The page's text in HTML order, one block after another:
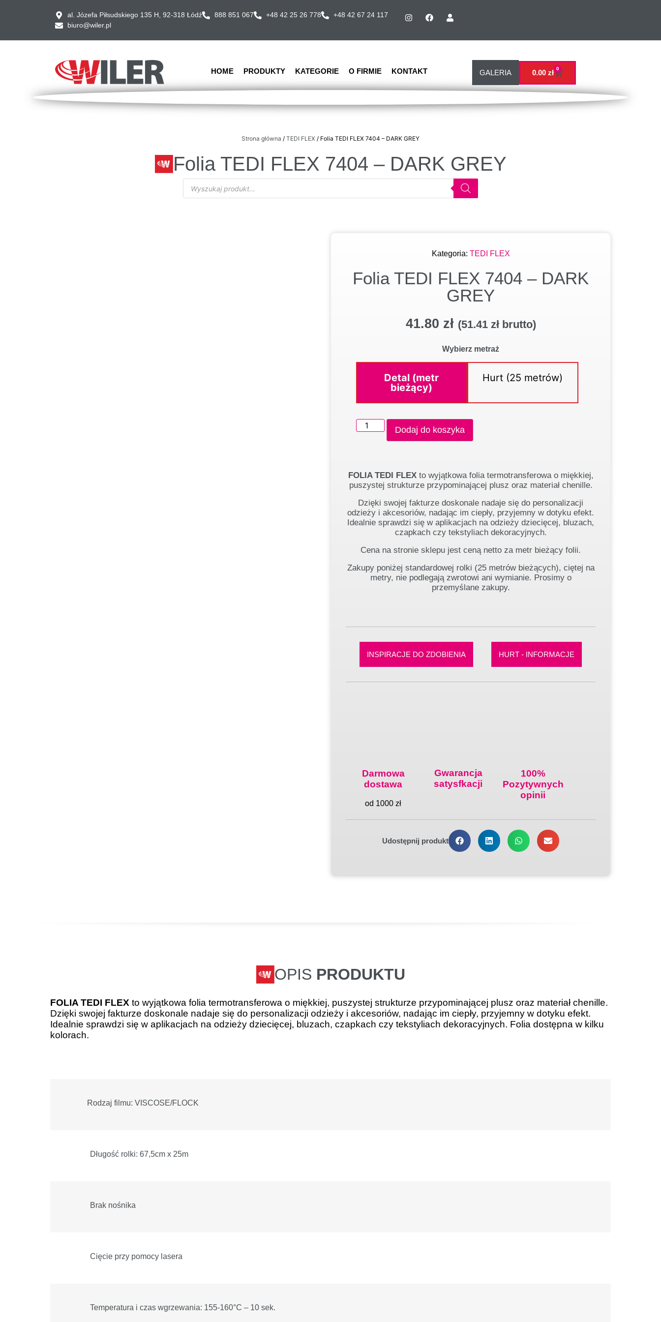
al. Józefa Piłsudskiego 135 H, 92-318 Łódź 888 851 067 +48 42 25 26 778
+48 42 67 24 117
biuro@wiler.pl
HOME PRODUKTY KATEGORIE O FIRMIE KONTAKT GALERIA 0.00 zł 0
Strona główna / TEDI FLEX / Folia TEDI FLEX 7404 – DARK GREY
Folia TEDI FLEX 7404 – DARK GREY
Kategoria: TEDI FLEX
Folia TEDI FLEX 7404 – DARK
GREY
41.80 zł (51.41 złbrutto)
Wybierz metraż
Detal (metr
bieżący)
Hurt (25 metrów)
Dodaj do koszyka
FOLIA TEDI FLEXto wyjątkowa folia termotransferowa o miękkiej,
puszystej strukturze przypominającej plusz oraz materiał chenille.
Dzięki swojej fakturze doskonale nadaje się do personalizacji
odzieży i akcesoriów, nadając im ciepły, przyjemny w dotyku efekt.
Idealnie sprawdzi się w aplikacjach na odzieży dziecięcej, bluzach,
czapkach czy tekstyliach dekoracyjnych.
Cena na stronie sklepu jest ceną netto za metr bieżący folii.
Zakupy poniżej standardowej rolki (25 metrów bieżących), ciętej na
metry, nie podlegają zwrotowi ani wymianie. Prosimy o
przemyślane zakupy.
INSPIRACJE DO ZDOBIENIA HURT - INFORMACJE
Darmowa
dostawa
od 1000 zł
Gwarancja
satysfkacji
100%
Pozytywnych
opinii
Udostępnij produkt
OPIS PRODUKTU
FOLIA TEDI FLEX to wyjątkowa folia termotransferowa o miękkiej, puszystej strukturze przypominającej plusz oraz materiał chenille.
Dzięki swojej fakturze doskonale nadaje się do personalizacji odzieży i akcesoriów, nadając im ciepły, przyjemny w dotyku efekt.
Idealnie sprawdzi się w aplikacjach na odzieży dziecięcej, bluzach, czapkach czy tekstyliach dekoracyjnych. Folia dostępna w kilku
kolorach.
Rodzaj filmu: VISCOSE/FLOCK
Długość rolki: 67,5cm x 25m
Brak nośnika
Cięcie przy pomocy lasera
Temperatura i czas wgrzewania: 155-160°C – 10 sek.